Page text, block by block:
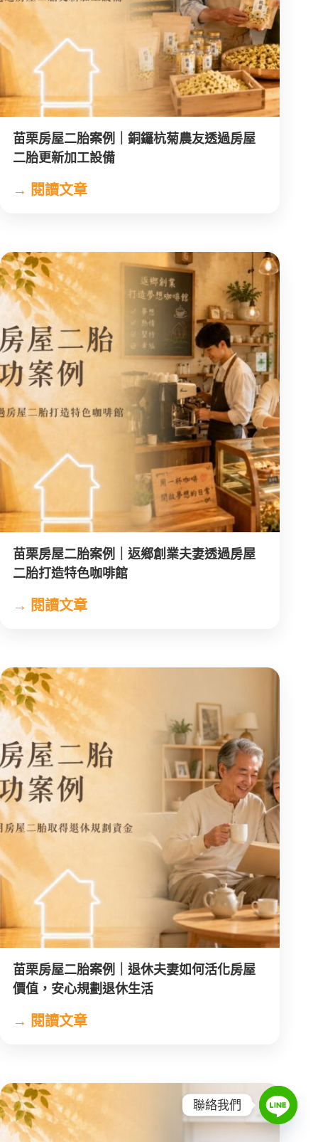
苗栗房屋二胎案例｜銅鑼杭菊農友透過房屋
二胎更新加工設備
苗栗房屋二胎案例｜返鄉創業夫妻透過房屋
二胎打造特色咖啡館
苗栗房屋二胎案例｜退休夫妻如何活化房屋
價值，安心規劃退休生活
聯絡我們